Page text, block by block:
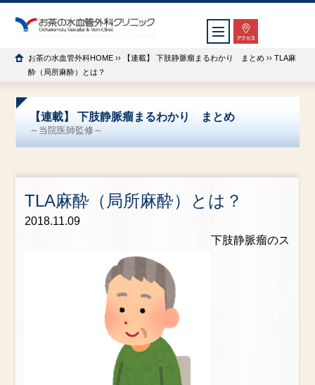
お茶の水血管外科HOME ›› 【連載】 下肢静脈瘤まるわかり まとめ ›› TLA麻
酔（局所麻酔）とは？
【連載】 下肢静脈瘤まるわかり まとめ
～当院医師監修～
TLA麻酔（局所麻酔）とは？
2018.11.09
下肢静脈瘤のス